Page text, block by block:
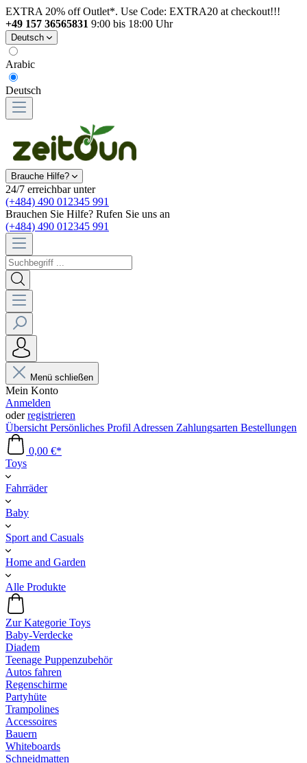
EXTRA 20% off Outlet*. Use Code: EXTRA20 at checkout!!!
+49 157 36565831 9:00 bis 18:00 Uhr
Deutsch
Arabic
Deutsch
Brauche Hilfe?
24/7 erreichbar unter
(+484) 490 012345 991
Brauchen Sie Hilfe? Rufen Sie uns an
(+484) 490 012345 991
Menü schließen
Mein Konto
Anmelden
oderregistrieren
Übersicht Persönliches Profil Adressen Zahlungsarten Bestellungen
0,00 €*
Toys
Fahrräder
Baby
Sport and Casuals
Home and Garden
Alle Produkte
Zur Kategorie Toys
Baby-Verdecke
Diadem
Teenage Puppenzubehör
Autos fahren
Regenschirme
Partyhüte
Trampolines
Accessoires
Bauern
Whiteboards
Schneidmatten